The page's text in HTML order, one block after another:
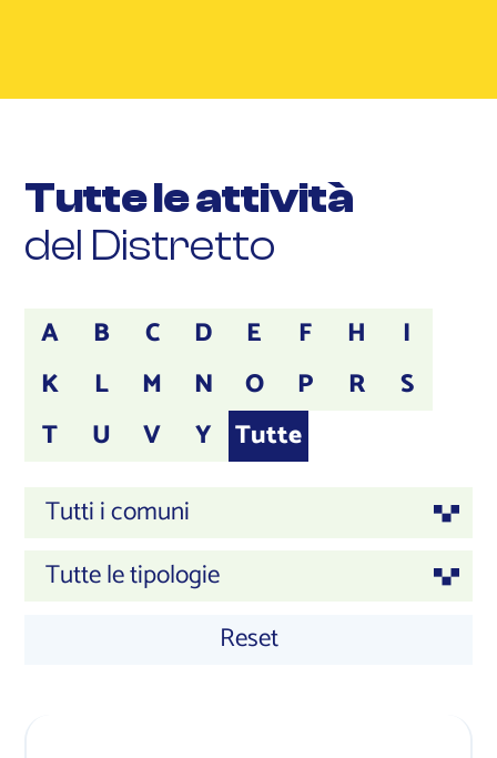
Tutte le attività
del Distretto
A B C D E F H
I
K
L M N O P R
S
T
U V Y Tutte
Tutti i comuni
Tutte le tipologie
Reset